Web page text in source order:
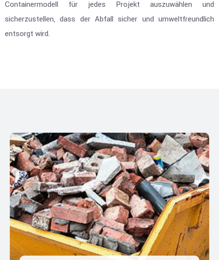
Containermodell für jedes Projekt auszuwählen und
sicherzustellen, dass der Abfall sicher und umweltfreundlich
entsorgt wird.